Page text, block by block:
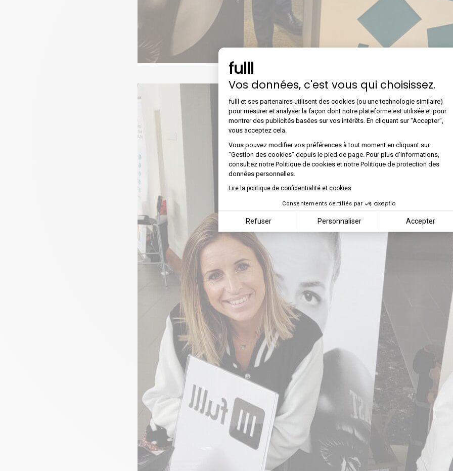
fulll
Vos données, c'est vous qui choisissez.
Plateforme de Gestion du
fulll et ses partenaires utilisent des cookies (ou une technologie similaire)
pour mesurer et analyser la façon dont notre plateforme est utilisée et pour
montrer des publicités basées sur vos intérêts. En cliquant sur "Accepter",
vous acceptez cela.
Vous pouvez modifier vos préférences à tout moment en cliquant sur
"Gestion des cookies" depuis le pied de page. Pour plus d'informations,
consultez notre Politique de cookies et notre Politique de protection des
données personnelles.
Lire la politique de confidentialité et cookies
Consentements certifiés par
Refuser Personnaliser Accepter